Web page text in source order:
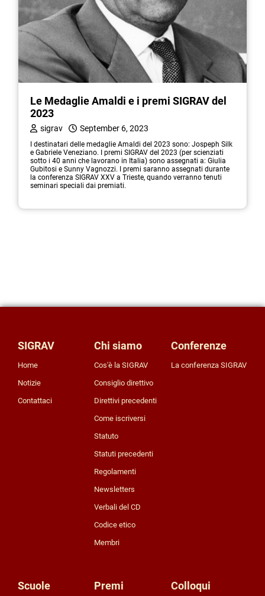
Le Medaglie Amaldi e i premi SIGRAV del
2023
sigrav September 6, 2023
I destinatari delle medaglie Amaldi del 2023 sono: Jospeph Silk
e Gabriele Veneziano. I premi SIGRAV del 2023 (per scienziati
sotto i 40 anni che lavorano in Italia) sono assegnati a: Giulia
Gubitosi e Sunny Vagnozzi. I premi saranno assegnati durante
la conferenza SIGRAV XXV a Trieste, quando verranno tenuti
seminari speciali dai premiati.
SIGRAV
Home
notizie
contattaci
Chi siamo
Cos'è la SIGRAV
Consiglio direttivo
Direttivi precedenti
Come iscriversi
Statuto
Statuti precedenti
Regolamenti
Newsletters
Verbali del CD
Codice etico
Membri
Conferenze
La conferenza SIGRAV
Scuole Premi Colloqui